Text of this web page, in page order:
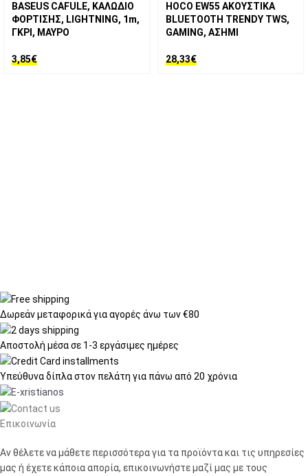
BASEUS CAFULE, ΚΑΛΩΔΙΟ
ΦΟΡΤΙΣΗΣ, LIGHTNING, 1m,
ΓΚΡΙ, ΜΑΥΡΟ
3,85€
HOCO EW55 ΑΚΟΥΣΤΙΚΑ
BLUETOOTH TRENDY TWS,
GAMING, ΑΣΗΜΙ
28,33€
Δωρεάν μεταφορικάγια αγορές άνω των €80
Αποστολή μέσα σε 1-3 εργάσιμες ημέρες
Υπεύθυνα δίπλα στον πελάτη για πάνω από 20 χρόνια
Επικοινωνία
Αν θέλετε να μάθετε περισσότερα για τα προϊόντα και τις υπηρεσίες
μας ή έχετε κάποια απορία, επικοινωνήστε μαζί μας με τους